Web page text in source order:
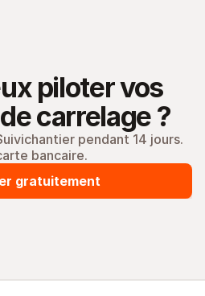
piloter vos
carrelage ?
pendant 14 jours.
bancaire.
gratuitement